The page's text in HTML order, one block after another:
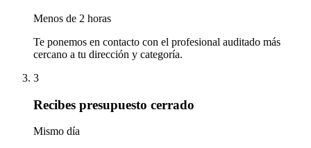
Menos de 2 horas
Te ponemos en contacto con el profesional auditado más
cercano a tu dirección y categoría.
3
Recibes presupuesto cerrado
Mismo día